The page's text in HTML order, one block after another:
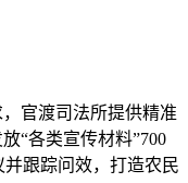
官渡司法所提供精准
“各类宣传材料”700
跟踪问效，打造农民